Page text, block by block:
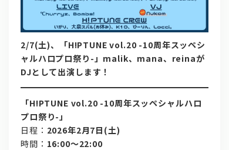
2/7(土)、「H!PTUNE vol.20 -10周年スッペシ
ャルハロプロ祭り-」malik、mana、reinaが
DJとして出演します！
「H!PTUNE vol.20 -10周年スッペシャルハロ
プロ祭り-」
日程： 2026年2月7日(土)
時間： 16:00〜22:00
問い合わせ, 取材,出演依頼
lyrical school official web shop